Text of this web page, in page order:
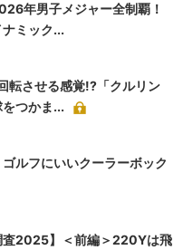
年男子メジャー全制覇！
ナミック...
転させる感覚!?「クルリン
つかま...
ルフにいいクーラーボック
査2025】＜前編＞220Yは飛